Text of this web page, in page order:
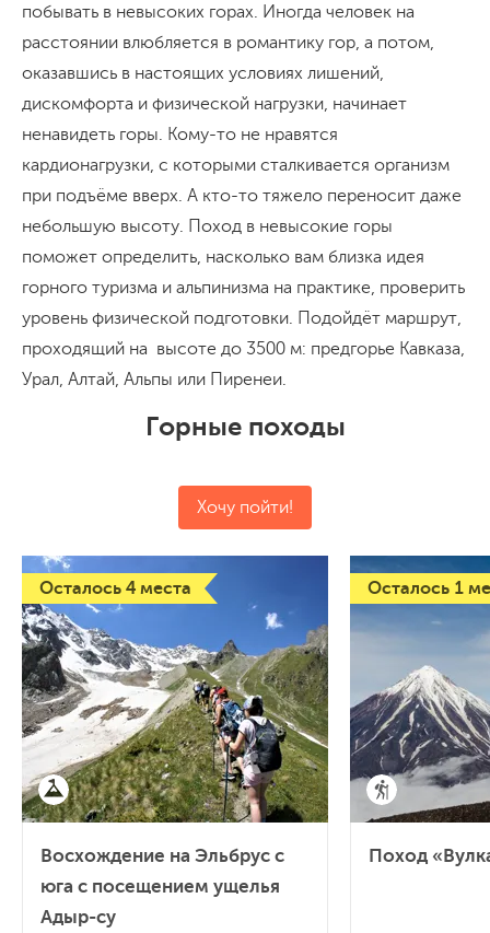
побывать в невысоких горах. Иногда человек на
расстоянии влюбляется в романтику гор, а потом,
оказавшись в настоящих условиях лишений,
дискомфорта и физической нагрузки, начинает
ненавидеть горы. Кому-то не нравятся
кардионагрузки, с которыми сталкивается организм
при подъёме вверх. А кто-то тяжело переносит даже
небольшую высоту. Поход в невысокие горы
поможет определить, насколько вам близка идея
горного туризма и альпинизма на практике, проверить
уровень физической подготовки. Подойдёт маршрут,
проходящий на высоте до 3500 м: предгорье Кавказа,
Урал, Алтай, Альпы или Пиренеи.
Горные походы
Хочу пойти!
Осталось 4 места
Восхождение на Эльбрус с
юга с посещением ущелья
Адыр-су
Осталось 1
Поход